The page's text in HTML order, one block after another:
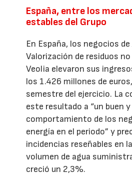
España, entre los
estables del Grupo
En España, los negocios
Valorización de residuos
Veolia elevaron sus
los 1.426 millones de
semestre del ejercicio. La
este resultado a “un buen
comportamiento de los
energía en el periodo” y
incidencias reseñables en
volumen de agua
creció un 2,3%.